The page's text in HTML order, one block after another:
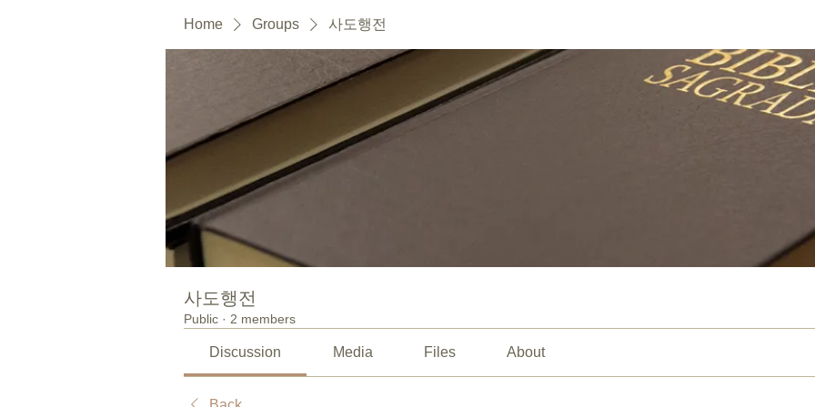
Home Groups 사도행전
사도행전
Public · 2 members
Discussion Media Files About